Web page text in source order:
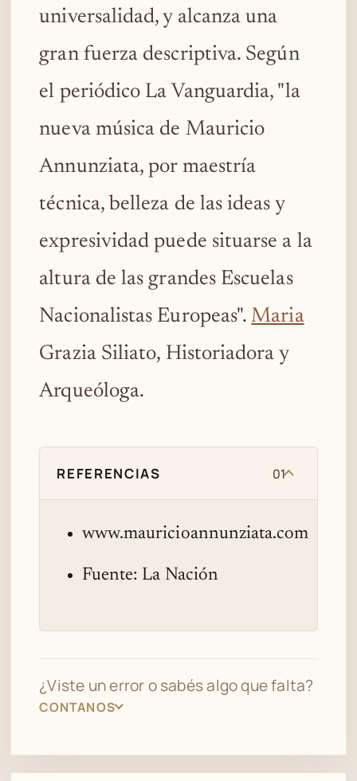
universalidad, y alcanza una
gran fuerza descriptiva. Según
el periódico La Vanguardia, "la
nueva música de Mauricio
Annunziata, por maestría
técnica, belleza de las ideas y
expresividad puede situarse a la
altura de las grandes Escuelas
Nacionalistas Europeas".Maria
Grazia Siliato, Historiadora y
Arqueóloga.
REFERENCIAS 01
www.mauricioannunziata.com
Fuente: La Nación
¿Viste un error o sabés algo que falta?
CONTANOS